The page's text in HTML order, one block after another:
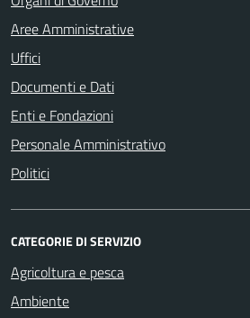
Aree Amministrative
Uffici
Documenti e Dati
Enti e Fondazioni
Personale Amministrativo
Politici
CATEGORIE DI SERVIZIO
Agricoltura e pesca
Ambiente